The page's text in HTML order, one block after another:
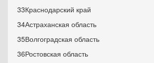
33Краснодарский край
34Астраханская область
35Волгоградская область
36Ростовская область